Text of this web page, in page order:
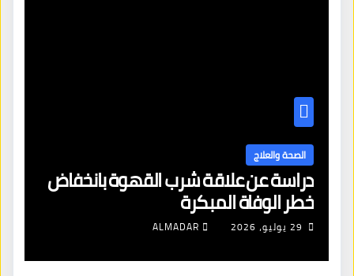
الصحة والعلاج
دراسة عن علاقة شرب القهوة بانخفاض
خطر الوفاة المبكرة
29 يوليو، 2026 ALMADAR